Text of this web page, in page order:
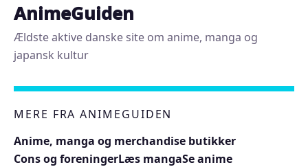
AnimeGuiden
Ældste aktive danske site om anime, manga og
japansk kultur
MERE FRA ANIMEGUIDEN
Anime, manga og merchandise butikker
Cons og foreningerLæs mangaSe anime